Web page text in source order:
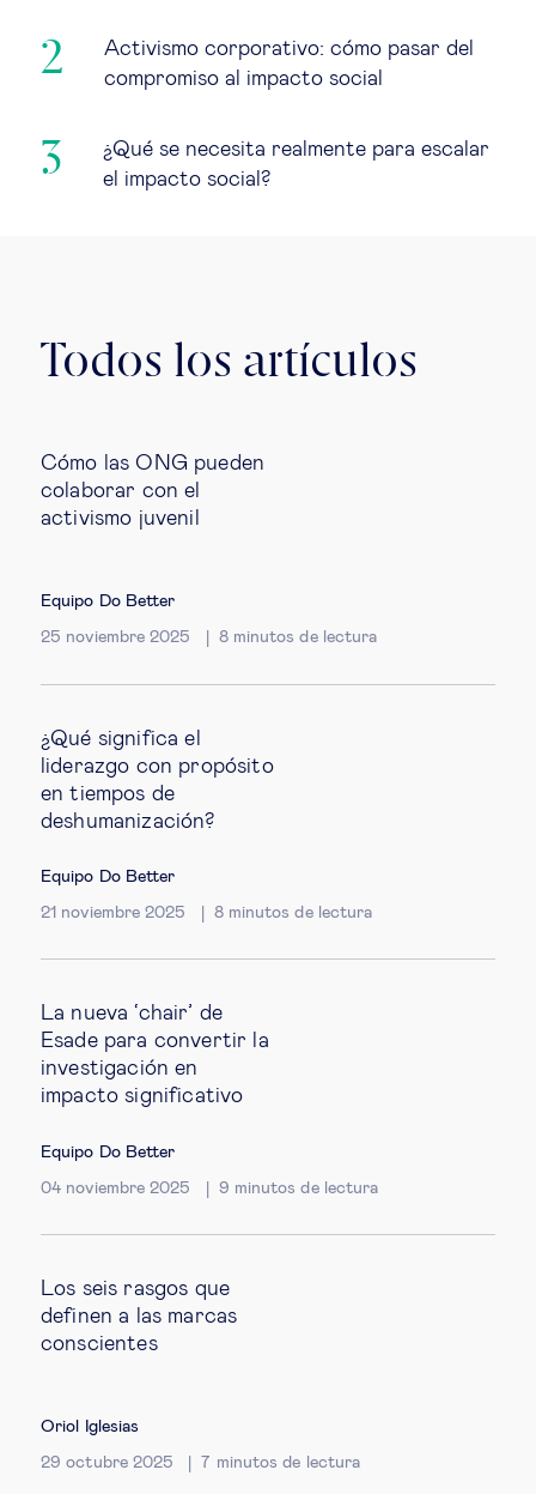
Activismo corporativo: cómo pasar del
compromiso al impacto social
¿Qué se necesita realmente para escalar
el impacto social?
Todos los artículos
Cómo las ONG pueden
colaborar con el
activismo juvenil
Equipo Do Better
25 noviembre 2025 8minutos de lectura
¿Qué significa el
liderazgo con propósito
en tiempos de
deshumanización?
Equipo Do Better
21 noviembre 2025 8minutos de lectura
La nueva ‘chair’ de
Esade para convertir la
investigación en
impacto significativo
Equipo Do Better
04 noviembre 2025 9 minutos de lectura
Los seis rasgos que
definen a las marcas
conscientes
Oriol Iglesias
29 octubre 2025 7 minutos de lectura